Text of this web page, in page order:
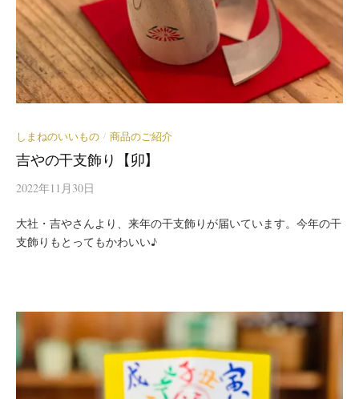
しまねのいいもの / 商品のご紹介
吉やの干支飾り【卯】
2022年11月30日
大社・吉やさんより、来年の干支飾りが届いています。今年の干
支飾りもとってもかわいい♪